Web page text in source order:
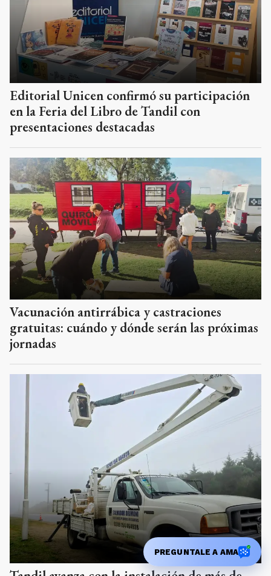
Editorial Unicen confirmó su participación
en la Feria del Libro de Tandil con
presentaciones destacadas
Vacunación antirrábica y castraciones
gratuitas: cuándo y dónde serán las próximas
jornadas
PREGUNTALE A AMA